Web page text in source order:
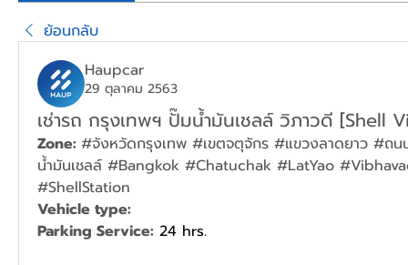
ย้อนกลับ
Haupcar
29 ตุลาคม 2563
เช่ารถ กรุงเทพฯ ปั๊มน้ำมันเชลล์ วิภาวดี [Shell
Zone: #จังหวัดกรุงเทพ #เขตจตุจักร #แขวงลาดยาว #ถ
น้ำมันเชลล์ #Bangkok #Chatuchak #LatYao
#ShellStation
Vehicle type:
Parking Service: 24 hrs.